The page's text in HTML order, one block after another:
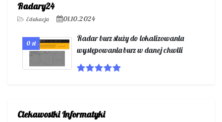
Radary24
Edukacja 01.10.2024
0 zł
Radar burz służy do lokalizowania
występowania burz w danej chwili
Ciekawostki Informatyki